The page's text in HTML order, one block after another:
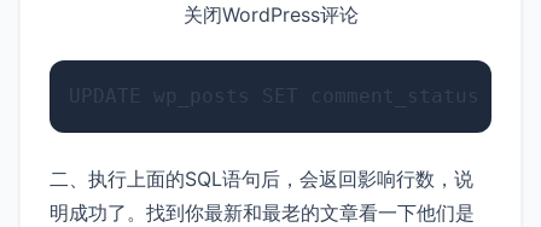
关闭WordPress评论
二、执行上面的SQL语句后，会返回影响行数，说
明成功了。找到你最新和最老的文章看一下他们是